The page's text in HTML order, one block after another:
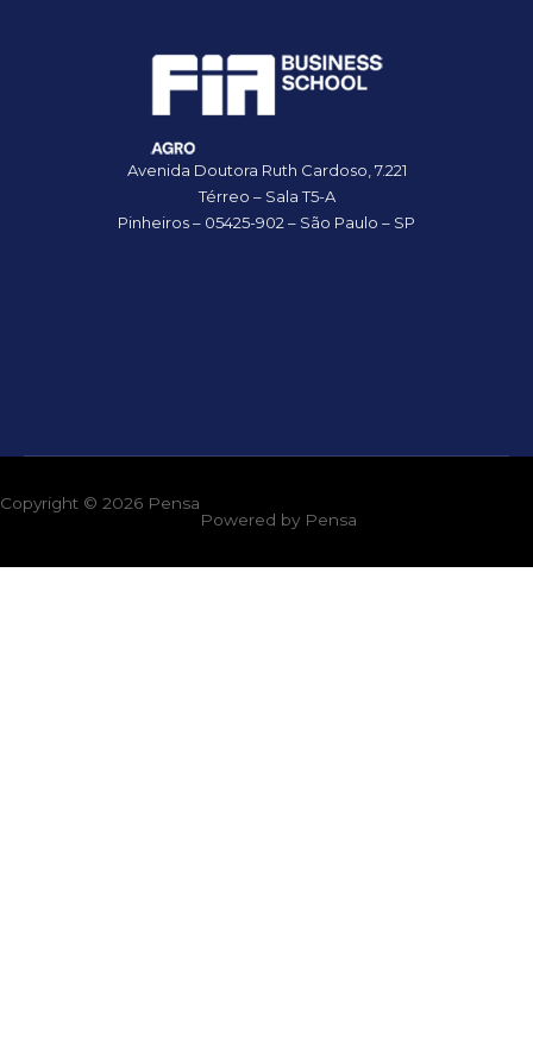
Avenida Doutora Ruth Cardoso, 7.221
Térreo – Sala T5-A
Pinheiros – 05425-902 – São Paulo – SP
Copyright © 2026 Pensa
Powered by Pensa